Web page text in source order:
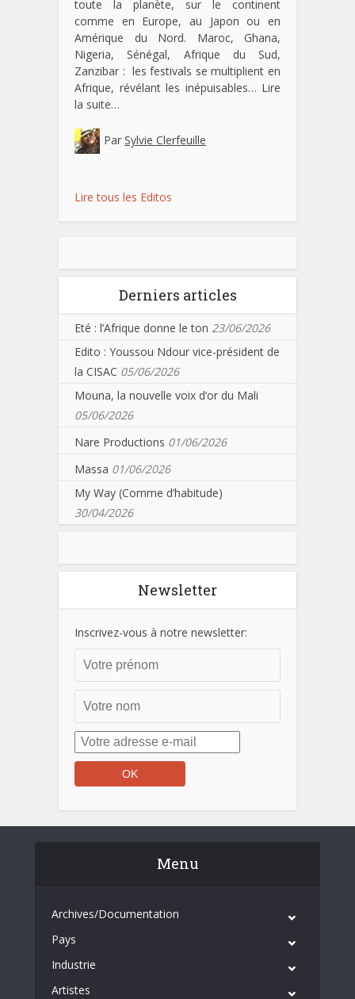
toute la planète, sur le continent
comme en Europe, au Japon ou en
Amérique du Nord. Maroc, Ghana,
Nigeria, Sénégal, Afrique du Sud,
Zanzibar : les festivals se multiplient en
Afrique, révélant les inépuisables… Lire
la suite…
Par Sylvie Clerfeuille
Lire tous les Editos
Derniers articles
Eté : l’Afrique donne le ton 23/06/2026
Edito : Youssou Ndour vice-président de
la CISAC 05/06/2026
Mouna, la nouvelle voix d’or du Mali
05/06/2026
Nare Productions 01/06/2026
Massa 01/06/2026
My Way (Comme d’habitude)
30/04/2026
Newsletter
Inscrivez-vous à notre newsletter:
Menu
Archives/Documentation
Pays
Industrie
Artistes